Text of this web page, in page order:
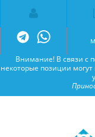
Внимание! В связи
некоторые позиции
Внимание! В связи с
некоторые позиции